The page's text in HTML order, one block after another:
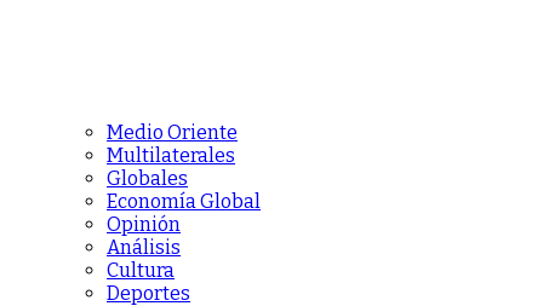
Medio Oriente
Multilaterales
Globales
Economía Global
Opinión
Análisis
Cultura
Deportes